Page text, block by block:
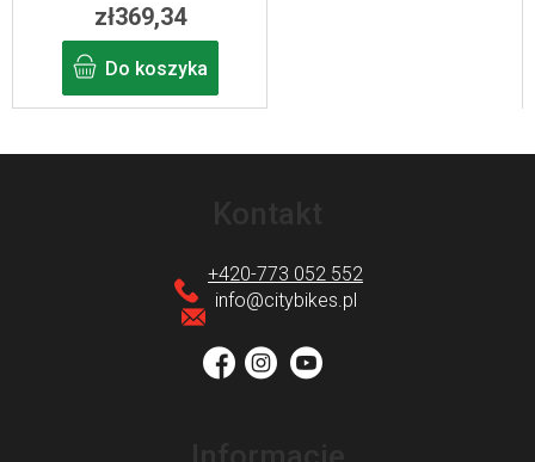
zł369,34
Do koszyka
info@citybikes.pl
+420-773 052 552